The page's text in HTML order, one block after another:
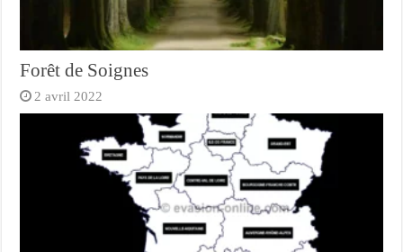
Forêt de Soignes
2 avril 2022